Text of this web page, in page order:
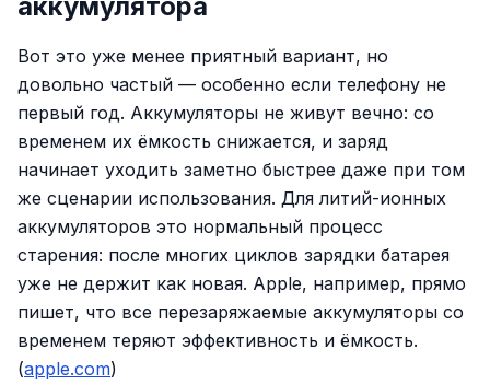
Вот это уже менее приятный вариант, но
довольно частый — особенно если телефону не
первый год. Аккумуляторы не живут вечно: со
временем их ёмкость снижается, и заряд
начинает уходить заметно быстрее даже при том
же сценарии использования. Для литий-ионных
аккумуляторов это нормальный процесс
старения: после многих циклов зарядки батарея
уже не держит как новая. Apple, например, прямо
пишет, что все перезаряжаемые аккумуляторы со
временем теряют эффективность и ёмкость.
(apple.com)